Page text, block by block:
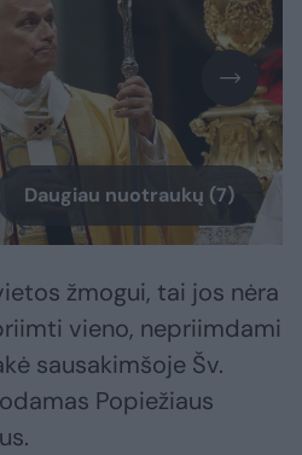
Daugiau nuotraukų (7)
žmogui, tai jos nėra
vieno, nepriimdami
sausakimšoje Šv.
Popiežiaus